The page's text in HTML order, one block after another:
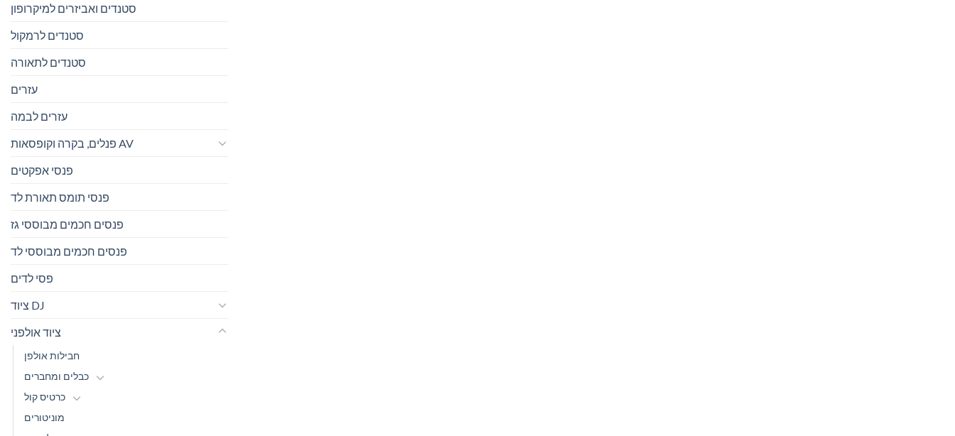
סטנדים ואביזרים למיקרופון
סטנדים לרמקול
סטנדים לתאורה
עזרים
עזרים לבמה
פנלים, בקרה וקופסאות AV
פנסי אפקטים
פנסי תומס תאורת לד
פנסים חכמים מבוססי גז
פנסים חכמים מבוססי לד
פסי לדים
ציוד DJ
ציוד אולפני
חבילות אולפן
כבלים ומחברים
כרטיס קול
מוניטורים